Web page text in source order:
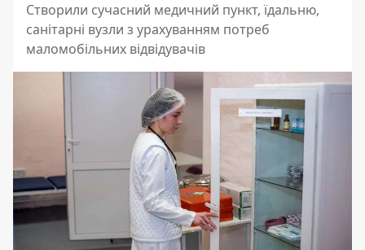
Створили сучасний медичний пункт, їдальню,
санітарні вузли з урахуванням потреб
маломобільних відвідувачів